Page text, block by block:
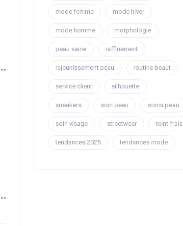
mode femme mode hiver
mode homme morphologie
peau saine raffinement
rajeunissement peau routine beaut
service client silhouette
sneakers soin peau soins peau
soin visage streetwear teint frais
tendances 2025 tendances mode